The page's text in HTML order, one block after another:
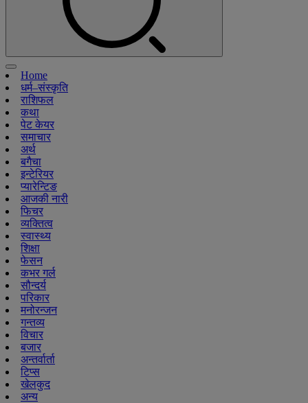
Home
धर्म–संस्कृति
राशिफल
कथा
पेट केयर
समाचार
अर्थ
बगैचा
इन्टेरियर
प्यारेन्टिङ
आजकी नारी
फिचर
व्यक्तित्व
स्वास्थ्य
शिक्षा
फेसन
कभर गर्ल
सौन्दर्य
परिकार
मनोरन्जन
गन्तव्य
विचार
बजार
अन्तर्वार्ता
टिप्स
खेलकुद
अन्य